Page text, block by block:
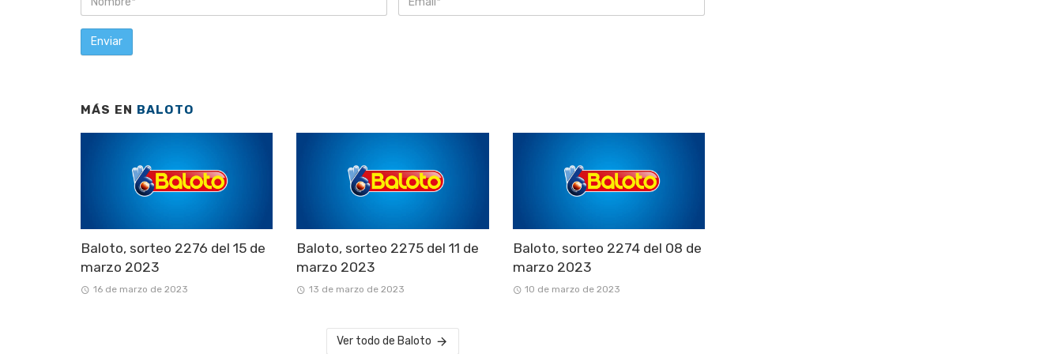
MÁS EN BALOTO
Baloto, sorteo 2276 del 15 de
marzo 2023
16 de marzo de 2023
Baloto, sorteo 2275 del 11 de
marzo 2023
13 de marzo de 2023
Baloto, sorteo 2274 del 08 de
marzo 2023
10 de marzo de 2023
Ver todo de Baloto